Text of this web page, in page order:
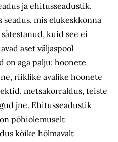
ja ehitusseadustik.
seadus, mis elukeskkonna
kuid see ei
aset väljaspool
on aga palju: hoonete
riiklike avalike hoonete
metsakorraldus, teiste
jne. Ehitusseadustik
põhiolemuselt
kõike hõlmavalt